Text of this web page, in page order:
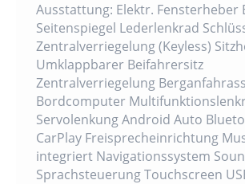
Ausstattung: Elektr. Fensterheber
Seitenspiegel Lederlenkrad
Zentralverriegelung (Keyless)
Umklappbarer Beifahrersitz
Zentralverriegelung
Bordcomputer
Servolenkung Android Auto
CarPlay Freisprecheinrichtung
integriert Navigationssystem
Sprachsteuerung Touchscreen